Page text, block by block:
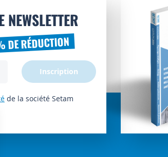
DE RÉDUCTION
de la société Setam
Inscription